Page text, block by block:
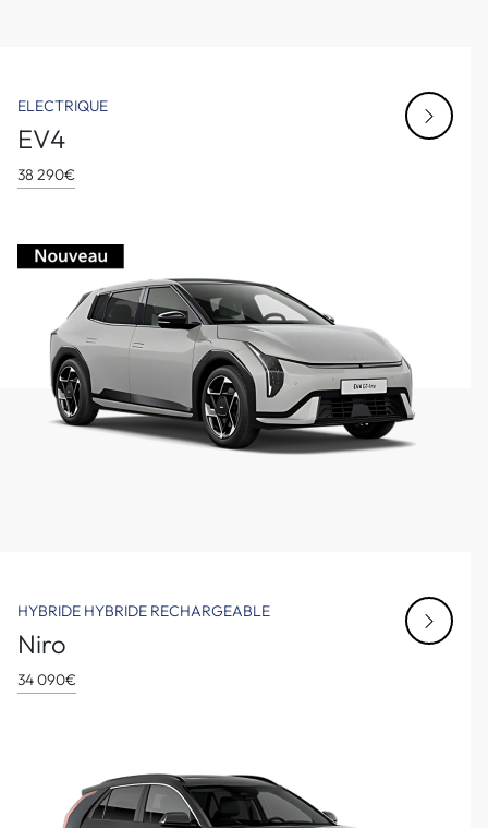
ELECTRIQUE
EV4
38 290€
HYBRIDE HYBRIDE RECHARGEABLE
Niro
34 090€